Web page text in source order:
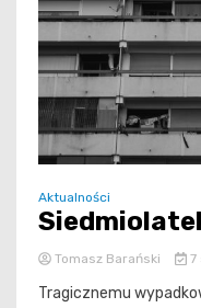
Aktualności
Tomasz Barański 7
Tragicznemu